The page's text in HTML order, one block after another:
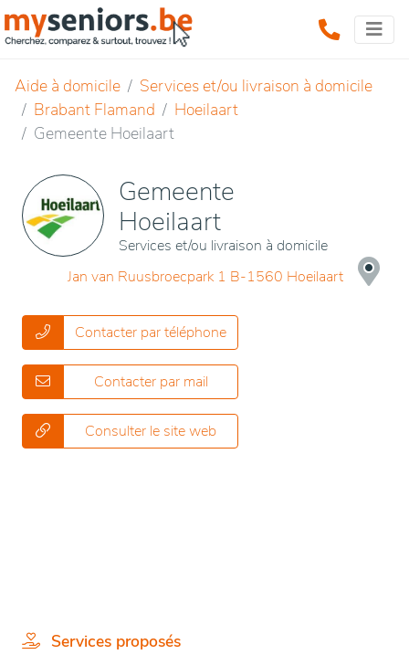
Aide à domicile
Services et/ou livraison à domicile
Brabant Flamand
Hoeilaart
Gemeente Hoeilaart
Gemeente
Hoeilaart
Services et/ou livraison à domicile
Jan van Ruusbroecpark 1 B-1560 Hoeilaart
Contacter par téléphone
Contacter par mail
Consulter le site web
Services proposés